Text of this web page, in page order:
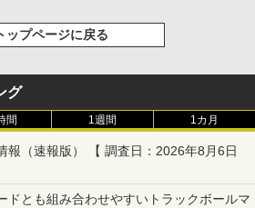
ップページに戻る
グ
間 1週間 1カ月
報（速報版） 【 調査日：2026年8月6日
ドとも組み合わせやすいトラックボールマ